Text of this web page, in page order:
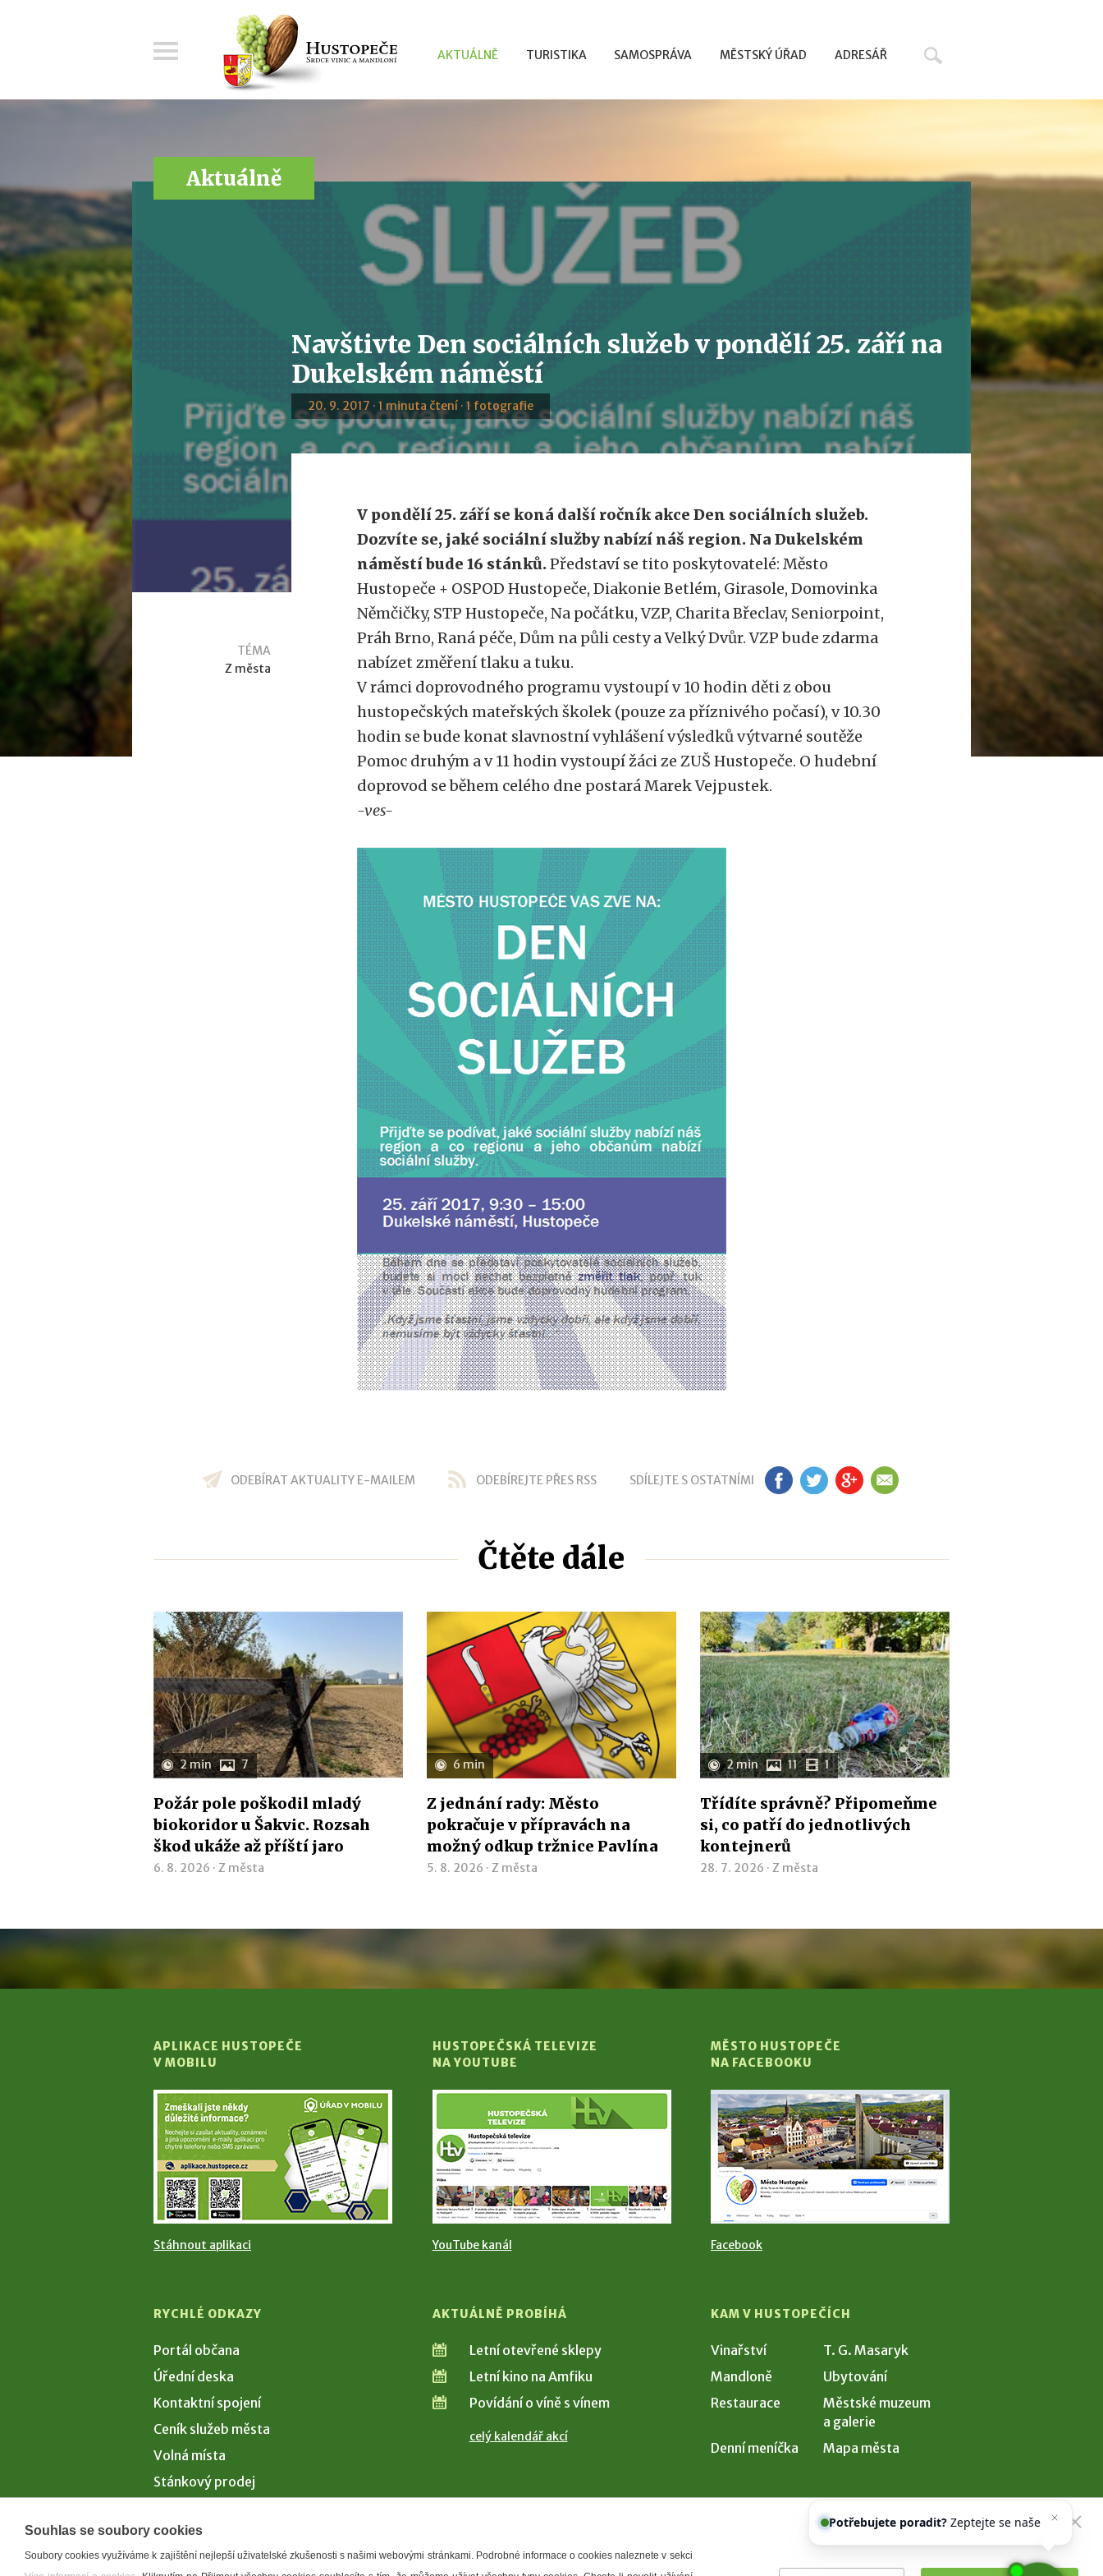
AKTUÁLNĚ TURISTIKA SAMOSPRÁVA MĚSTSKÝ ÚŘAD ADRESÁŘ
Aktuálně
Navštivte Den sociálních služeb v pondělí 25. září na
Dukelském náměstí
20. 9. 2017 · 1 minuta čtení · 1 fotografie
TÉMA
Z města
V pondělí 25. září se koná další ročník akce Den sociálních služeb.
Dozvíte se, jaké sociální služby nabízí náš region. Na Dukelském
náměstí bude 16 stánků.Představí se tito poskytovatelé: Město
Hustopeče + OSPOD Hustopeče, Diakonie Betlém, Girasole, Domovinka
Němčičky, STP Hustopeče, Na počátku, VZP, Charita Břeclav, Seniorpoint,
Práh Brno, Raná péče, Dům na půli cesty a Velký Dvůr. VZP bude zdarma
nabízet změření tlaku a tuku.
V rámci doprovodného programu vystoupí v 10 hodin děti z obou
hustopečských mateřských školek (pouze za příznivého počasí), v 10.30
hodin se bude konat slavnostní vyhlášení výsledků výtvarné soutěže
Pomoc druhým a v 11 hodin vystoupí žáci ze ZUŠ Hustopeče. O hudební
doprovod se během celého dne postará Marek Vejpustek.
-ves-
ODEBÍRAT AKTUALITY E-MAILEM ODEBÍREJTE PŘES RSS SDÍLEJTE S OSTATNÍMI FB TW GP EM
Čtěte dále
2 min 7
Požár pole poškodil mladý
biokoridor u Šakvic. Rozsah
škod ukáže až příští jaro
6. 8. 2026 · Z města
6 min
Z jednání rady: Město
pokračuje v přípravách na
možný odkup tržnice Pavlína
5. 8. 2026 ·Z města
2 min 11 1
Třídíte správně? Připomeňme
si, co patří do jednotlivých
kontejnerů
28. 7. 2026 ·Z města
APLIKACE HUSTOPEČE
V MOBILU
Stáhnout aplikaci
HUSTOPEČSKÁ TELEVIZE
NA YOUTUBE
YouTube kanál
MĚSTO HUSTOPEČE
NA FACEBOOKU
Facebook
RYCHLÉ ODKAZY
Portál občana
Úřední deska
Kontaktní spojení
Ceník služeb města
Volná místa
Stánkový prodej
AKTUÁLNĚ PROBÍHÁ
Letní otevřené sklepy
Letní kino na Amfiku
Povídání o víně s vínem
celý kalendář akcí
KAM V HUSTOPEČÍCH
Vinařství
T. G. Masaryk
Mandloně
Ubytování
Restaurace
Městské muzeum
a galerie
Denní meníčka
Mapa města
Souhlas se soubory cookies
Soubory cookies využíváme k zajištění nejlepší uživatelské zkušenosti s našimi webovými stránkami. Podrobné informace o cookies naleznete v sekci
našeho asistentaChettyho.